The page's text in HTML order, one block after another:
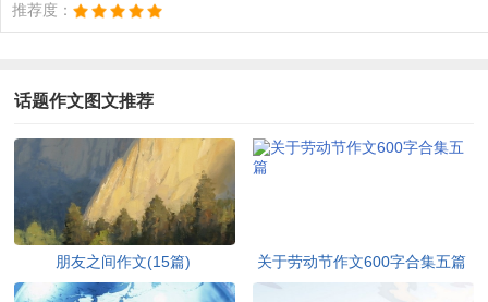
推荐度：
话题作文图文推荐
朋友之间作文(15篇) 关于劳动节作文600字合集五篇